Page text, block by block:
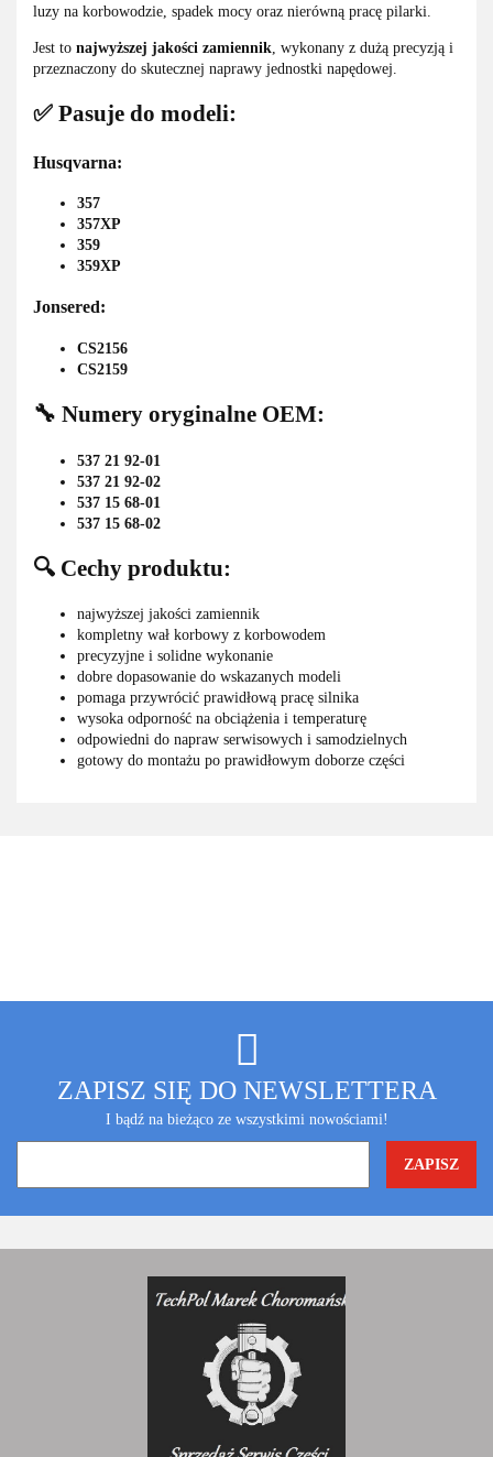
luzy na korbowodzie, spadek mocy oraz nierówną pracę pilarki.
Jest to najwyższej jakości zamiennik , wykonany z dużą precyzją i
przeznaczony do skutecznej naprawy jednostki napędowej.
✅ Pasuje do modeli:
Husqvarna:
357
357XP
359
359XP
Jonsered:
CS2156
CS2159
🔧 Numery oryginalne OEM:
537 21 92-01
537 21 92-02
537 15 68-01
537 15 68-02
🔍 Cechy produktu:
najwyższej jakości zamiennik
kompletny wał korbowy z korbowodem
precyzyjne i solidne wykonanie
dobre dopasowanie do wskazanych modeli
pomaga przywrócić prawidłową pracę silnika
wysoka odporność na obciążenia i temperaturę
odpowiedni do napraw serwisowych i samodzielnych
gotowy do montażu po prawidłowym doborze części
ZAPISZ SIĘ DO NEWSLETTERA
I bądź na bieżąco ze wszystkimi nowościami!